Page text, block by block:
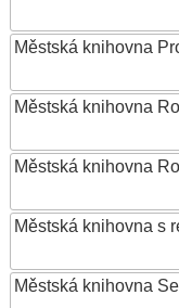
Městská knihovna
Městská knihovna
Městská knihovna
Městská knihovna s
Městská knihovna